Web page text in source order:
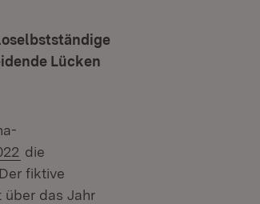
Lücken
(Öffnet in neuem Fenster)
die
fiktive
Fenster)
über das Jahr